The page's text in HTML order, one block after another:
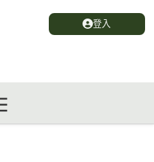
登入